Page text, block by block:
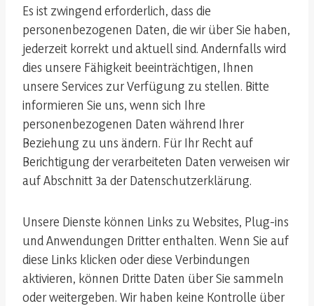
Es ist zwingend erforderlich, dass die
personenbezogenen Daten, die wir über Sie haben,
jederzeit korrekt und aktuell sind. Andernfalls wird
dies unsere Fähigkeit beeinträchtigen, Ihnen
unsere Services zur Verfügung zu stellen. Bitte
informieren Sie uns, wenn sich Ihre
personenbezogenen Daten während Ihrer
Beziehung zu uns ändern. Für Ihr Recht auf
Berichtigung der verarbeiteten Daten verweisen wir
auf Abschnitt 3a der Datenschutzerklärung.
Unsere Dienste können Links zu Websites, Plug-ins
und Anwendungen Dritter enthalten. Wenn Sie auf
diese Links klicken oder diese Verbindungen
aktivieren, können Dritte Daten über Sie sammeln
oder weitergeben. Wir haben keine Kontrolle über